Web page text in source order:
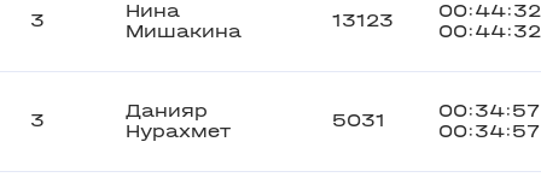
3
Нина
Мишакина
13123
00:44:32
00:44:32
3
Данияр
Нурахмет
5031
00:34:57
00:34:57